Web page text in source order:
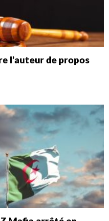
l’auteur de propos